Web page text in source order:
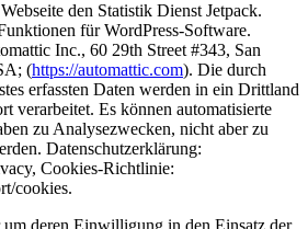
den Statistik Dienst Jetpack.
für WordPress-Software.
Inc., 60 29th Street #343, San
(https://automattic.com). Die durch
erfassten Daten werden in ein Drittland
verarbeitet. Es können automatisierte
zu Analysezwecken, nicht aber zu
Datenschutzerklärung:
Cookies-Richtlinie:
cookies.